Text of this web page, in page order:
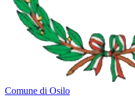
Comune di Osilo